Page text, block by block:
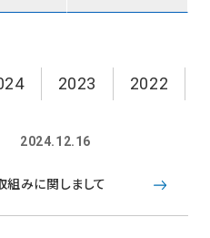
2023 2022
2024.12.16
みに関しまして